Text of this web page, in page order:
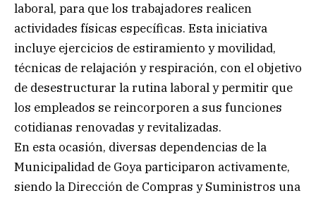
laboral, para que los trabajadores realicen
actividades físicas específicas. Esta iniciativa
incluye ejercicios de estiramiento y movilidad,
técnicas de relajación y respiración, con el objetivo
de desestructurar la rutina laboral y permitir que
los empleados se reincorporen a sus funciones
cotidianas renovadas y revitalizadas.
En esta ocasión, diversas dependencias de la
Municipalidad de Goya participaron activamente,
siendo la Dirección de Compras y Suministros una